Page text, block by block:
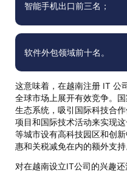
智能手机出口前三名；
软件外包领域前十名。
这意味着，在越南注册 IT 公
全球市场上展开有效竞争。
生态系统，吸引国际科技合
项目和国际技术活动来实现
等城市设有高科技园区和创
惠和关税减免在内的额外支持
对在越南设立IT公司的兴趣还